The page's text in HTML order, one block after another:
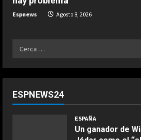
Espnews Agosto 8, 2026
Ricerca
ESPNEWS24
5
Surrealismo en
González se
ESPAÑA
Un ganador de
Jódar como el
desafiar a
Ensalada de
Maggio 28, 2026